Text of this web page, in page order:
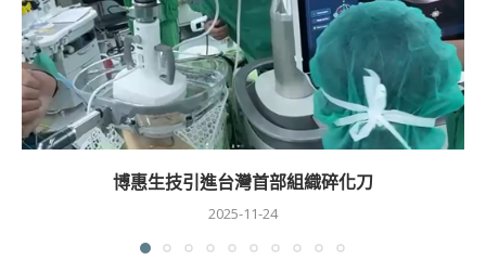
博惠生技引進台灣首部組織碎化刀
2025-11-24